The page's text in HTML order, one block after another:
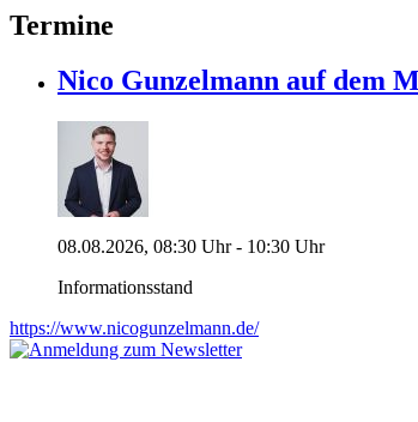
Termine
Nico Gunzelmann auf dem
08.08.2026, 08:30 Uhr - 10:30 Uhr
Informationsstand
https://www.nicogunzelmann.de/